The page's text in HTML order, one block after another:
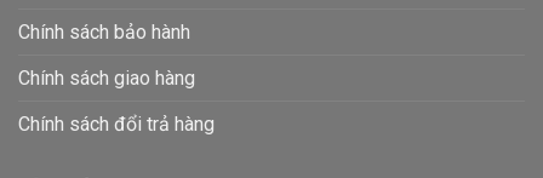
Chính sách bảo hành
Chính sách giao hàng
Chính sách đổi trả hàng